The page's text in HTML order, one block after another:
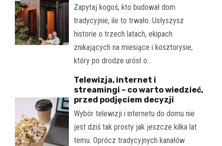
Zapytaj kogoś, kto budował dom
tradycyjnie, ile to trwało. Usłyszysz
historie o trzech latach, ekipach
znikających na miesiące i kosztorysie,
który po drodze urósł o…
Telewizja, internet i
streamingi – co warto wiedzieć,
przed podjęciem decyzji
Wybór telewizji i internetu do domu nie
jest dziś tak prosty jak jeszcze kilka lat
temu. Oprócz tradycyjnych kanałów